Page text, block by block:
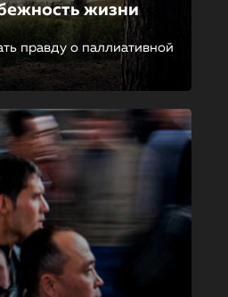
жизни
правду о паллиативной